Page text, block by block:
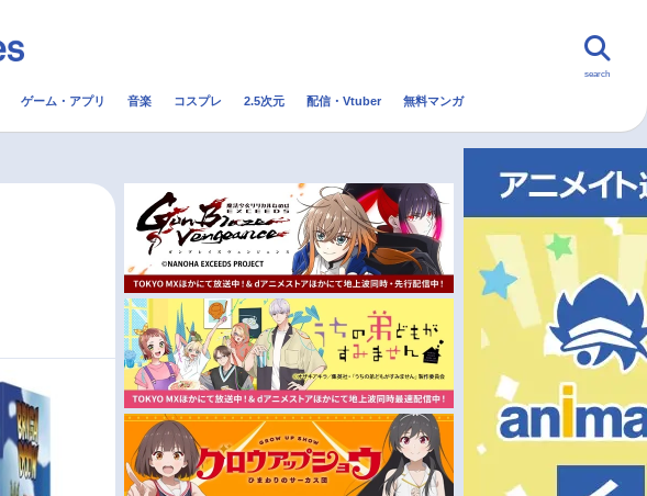
配信・Vtuber トレンド 無料マンガ
今期アニメ曜日別一覧
夏アニメ
秋アニメ
冬アニメ
search
ゲーム・アプリ 音楽 コスプレ 2.5次元 配信・Vtuber 無料マンガ